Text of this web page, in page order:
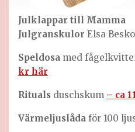
Julklappar till Mamma
Julgranskulor Elsa
Speldosa med
kr här
Rituals duschskum – ca
Värmeljuslåda för 100